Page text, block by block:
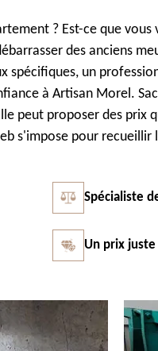
? Est-ce que
des anciens
spécifiques, un
à Artisan Morel.
peut proposer des prix
s'impose pour recueillir
Spécialiste
Un prix